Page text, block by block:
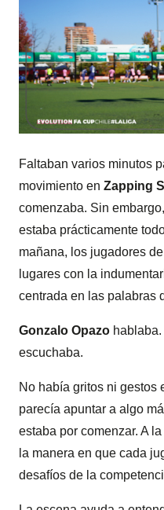
Faltaban varios minutos
movimiento en Zapping
comenzaba. Sin
estaba prácticamente
mañana, los jugadores de
lugares con la
centrada en las palabras
Gonzalo Opazo
escuchaba.
No había gritos ni gestos
parecía apuntar a algo
estaba por comenzar. A
la manera en que cada
desafíos de la